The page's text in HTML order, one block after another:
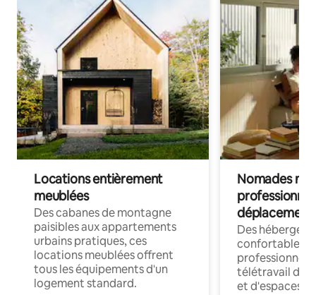
Locations entièrement
meublées
Des cabanes de montagne
paisibles aux appartements
urbains pratiques, ces
locations meublées offrent
tous les équipements d'un
logement standard.
Nomades
déplacement
Des
confortables
professionnels
télétravail
et d'espaces